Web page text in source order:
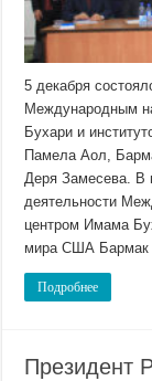
5 декабря
Международным
Бухари и
Памела Аол,
Деря Замесева. В
деятельности
центром Имама
мира США
Подробнее
Президент